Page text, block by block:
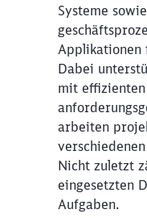
Systeme sowie
Applikationen
Dabei
mit
arbeiten
Nicht zuletzt
eingesetzten
Aufgaben.